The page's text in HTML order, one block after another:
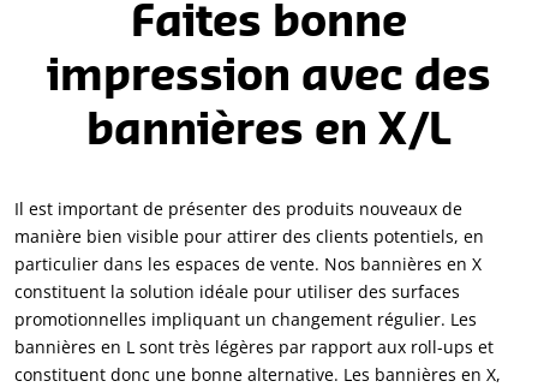
Faites bonne
impression avec des
bannières en X/L
Il est important de présenter des produits nouveaux de
manière bien visible pour attirer des clients potentiels, en
particulier dans les espaces de vente. Nos bannières en X
constituent la solution idéale pour utiliser des surfaces
promotionnelles impliquant un changement régulier. Les
bannières en L sont très légères par rapport aux roll-ups et
constituent donc une bonne alternative. Les bannières en X,